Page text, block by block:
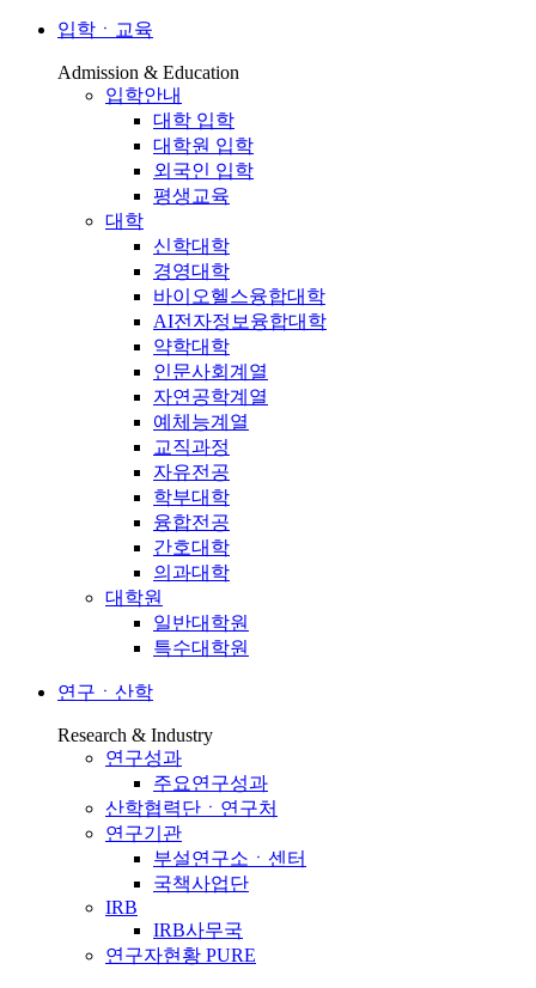
입학ㆍ교육
Admission & Education
입학안내
대학 입학
대학원 입학
외국인 입학
평생교육
대학
신학대학
경영대학
바이오헬스융합대학
AI전자정보융합대학
약학대학
인문사회계열
자연공학계열
예체능계열
교직과정
자유전공
학부대학
융합전공
간호대학
의과대학
대학원
일반대학원
특수대학원
연구ㆍ산학
Research & Industry
연구성과
주요연구성과
산학협력단ㆍ연구처
연구기관
부설연구소ㆍ센터
국책사업단
IRB
IRB사무국
연구자현황 PURE